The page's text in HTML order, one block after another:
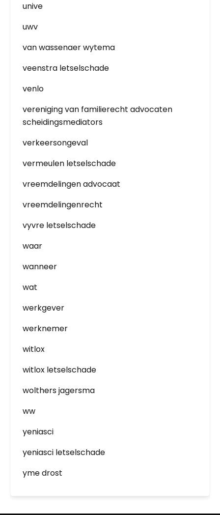
unive
uwv
van wassenaer wytema
veenstra letselschade
venlo
vereniging van familierecht advocaten
scheidingsmediators
verkeersongeval
vermeulen letselschade
vreemdelingen advocaat
vreemdelingenrecht
vyvre letselschade
waar
wanneer
wat
werkgever
werknemer
witlox
witlox letselschade
wolthers jagersma
ww
yeniasci
yeniasci letselschade
yme drost